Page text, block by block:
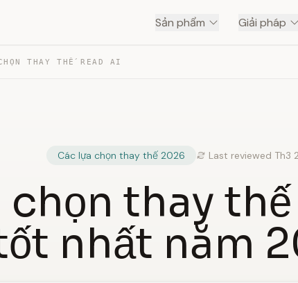
Sản phẩm Giải pháp
THAY THẾ READ AI
Các lựa chọn thay thế 2026 Last reviewed Th3
chọn thay thế
nhất năm